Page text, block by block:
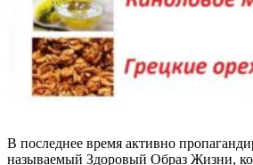
В последнее время активно
называемый Здоровый Образ Жизни,